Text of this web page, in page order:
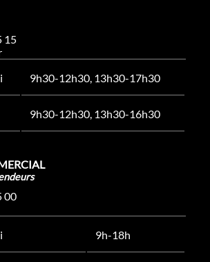
15
9h30-12h30, 13h30-17h30
9h30-12h30, 13h30-16h30
00
9h-18h